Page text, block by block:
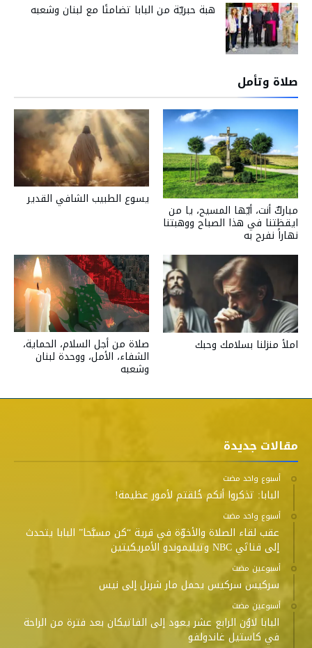
هبة حبريّة من البابا تضامنًا مع لبنان وشعبه
صلاة وتأمل
يسوع الطبيب الشافي القدير
مباركٌ أنت، أيّها المسيح، يا من
ايقظتنا في هذا الصباح ووهبتنا
نهاراً نفرح به
صلاة من أجل السلام، الحماية،
الشفاء، الأمل، ووحدة لبنان
وشعبه
املأ منزلنا بسلامك وحبك
مقالات جديدة
‫‫‫‏‫أسبوع واحد مضت‬
البابا: تذكروا أنكم خُلقتم لأمور عظيمة!
‫‫‫‏‫أسبوع واحد مضت‬
عقب لقاء الصلاة والأخوّة في قرية “كن مسبَّحا” البابا يتحدث
إلى قناتَي NBC وتيليموندو الأمريكيتين
‫‫‫‏‫أسبوعين مضت‬
سركيس سركيس يحمل مار شربل إلى نيس
‫‫‫‏‫أسبوعين مضت‬
البابا لاوُن الرابع عشر يعود إلى الفاتيكان بعد فترة من الراحة
في كاستيل غاندولفو